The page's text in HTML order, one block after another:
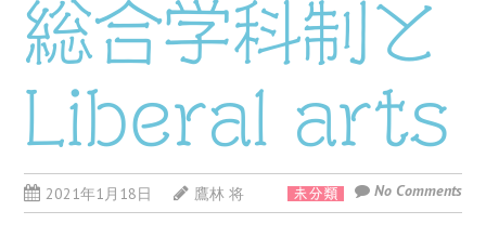
総合学科制と
Liberal arts
2021年1月18日 鷹林 将 未分類 No Comments